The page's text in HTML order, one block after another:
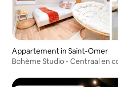
Appartement in Saint-Omer
Bohème Studio - Centraal en